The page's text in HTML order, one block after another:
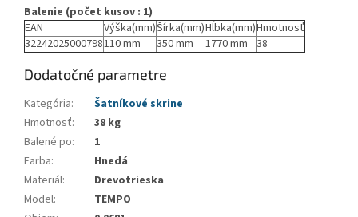
Balenie (počet kusov : 1)
EAN
Výška(mm)Šírka(mm)Hĺbka(mm)Hmotnosť
32242025000798110 mm 350 mm 1770 mm 38
Dodatočné parametre
Kategória:
Šatníkové skrine
Hmotnosť:
38 kg
Balené po:
1
Farba:
Hnedá
Materiál:
Drevotrieska
Model:
TEMPO